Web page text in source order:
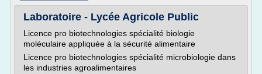
Laboratoire - Lycée Agricole Public
Licence pro biotechnologies spécialité biologie
moléculaire appliquée à la sécurité alimentaire
Licence pro biotechnologies spécialité microbiologie dans
les industries agroalimentaires